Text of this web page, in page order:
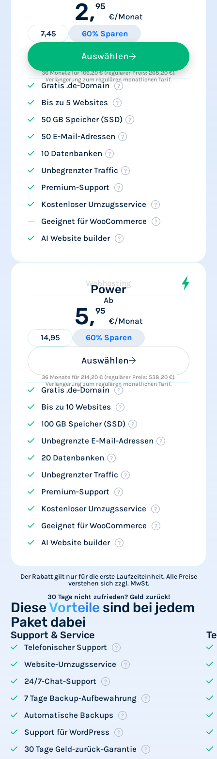
2,95
€/Monat
7,45
60% Sparen
Auswählen
36 Monate für 106,20 € (regulärer Preis: 268,20 €).
Verlängerung zum regulären monatlichen Tarif.
Gratis .de-Domain
Bis zu 5 Websites
50 GB Speicher (SSD)
50 E-Mail-Adressen
10 Datenbanken
Unbegrenzter Traffic
Premium-Support
Kostenloser Umzugsservice
Geeignet für WooCommerce
AI Website builder
Webhosting
Power
Ab
5,95
€/Monat
14,95
60% Sparen
Auswählen
36 Monate für 214,20 € (regulärer Preis: 538,20 €).
Verlängerung zum regulären monatlichen Tarif.
Gratis .de-Domain
Bis zu 10 Websites
100 GB Speicher (SSD)
Unbegrenzte E-Mail-Adressen
20 Datenbanken
Unbegrenzter Traffic
Premium-Support
Kostenloser Umzugsservice
Geeignet für WooCommerce
AI Website builder
Der Rabatt gilt nur für die erste Laufzeiteinheit. Alle Preise
verstehen sich zzgl. MwSt.
30 Tage nicht zufrieden? Geld zurück!
Diese Vorteile sind bei jedem
Paket dabei
Support & Service
Telefonischer Support
Website-Umzugsservice
24/7-Chat-Support
7 Tage Backup-Aufbewahrung
Automatische Backups
Support für WordPress
30 Tage Geld-zurück-Garantie